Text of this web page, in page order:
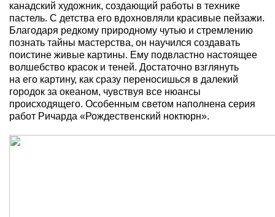
канадский художник, создающий работы в технике
пастель. С детства его вдохновляли красивые пейзажи.
Благодаря редкому природному чутью и стремлению
познать тайны мастерства, он научился создавать
поистине живые картины. Ему подвластно настоящее
волшебство красок и теней. Достаточно взглянуть
на его картину, как сразу переносишься в далекий
городок за океаном, чувствуя все нюансы
происходящего. Особенным светом наполнена серия
работ Ричарда «Рождественский ноктюрн».